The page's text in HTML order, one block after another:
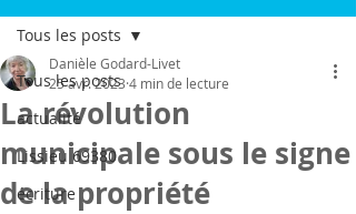
Tous les posts
actualité
Lissieu 69380
écriture
Tous les posts
La révolution
municipale sous le signe
de la propriété
Danièle Godard-Livet
25 avr. 2023 4 min de lecture